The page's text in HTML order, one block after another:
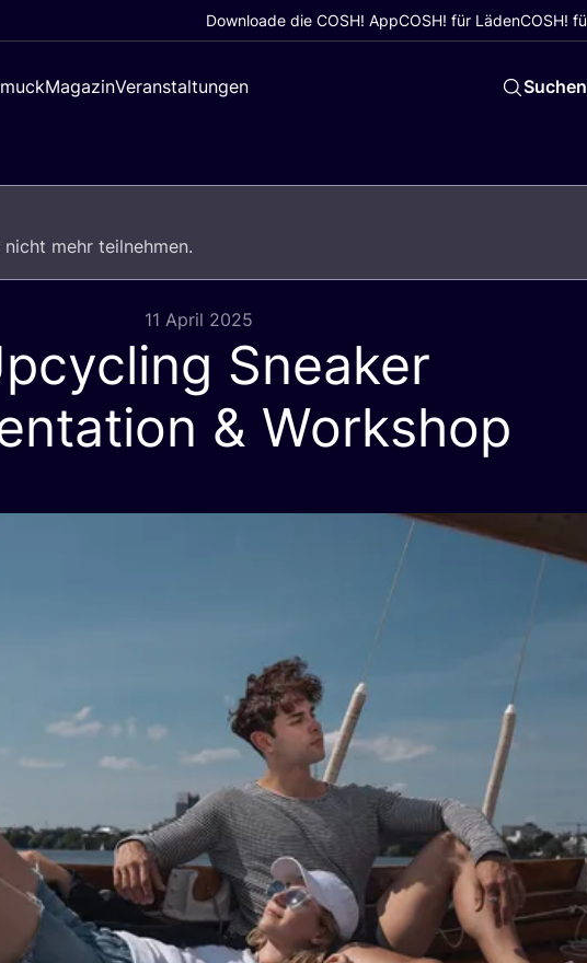
Downloade die COSH! AppCOSH! für LädenCOSH!
MagazinVeranstaltungen Suchen
mehr teilnehmen.
11 April 2025
Sneaker
& Workshop